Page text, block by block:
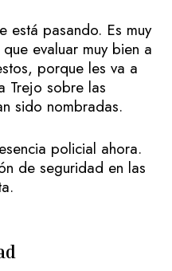
está pasando. Es muy
evaluar muy bien a
porque les va a
Trejo sobre las
sido nombradas.
policial ahora.
de seguridad en las